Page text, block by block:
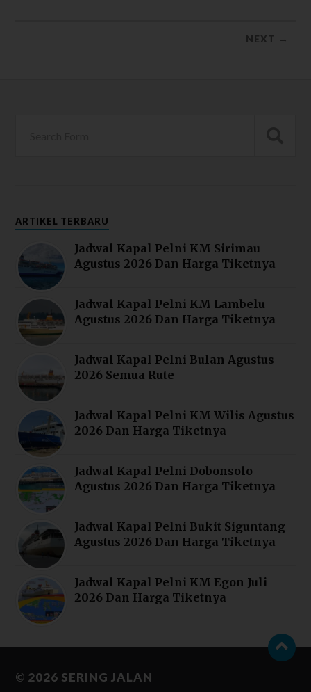
NEXT →
ARTIKEL TERBARU
Jadwal Kapal Pelni KM Sirimau
Agustus 2026 Dan Harga Tiketnya
Jadwal Kapal Pelni KM Lambelu
Agustus 2026 Dan Harga Tiketnya
Jadwal Kapal Pelni Bulan Agustus
2026 Semua Rute
Jadwal Kapal Pelni KM Wilis Agustus
2026 Dan Harga Tiketnya
Jadwal Kapal Pelni Dobonsolo
Agustus 2026 Dan Harga Tiketnya
Jadwal Kapal Pelni Bukit Siguntang
Agustus 2026 Dan Harga Tiketnya
Jadwal Kapal Pelni KM Egon Juli
2026 Dan Harga Tiketnya
© 2026 SERING JALAN